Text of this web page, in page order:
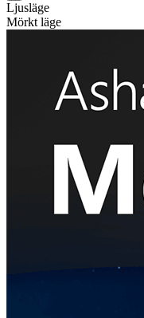
Ljusläge
Mörkt läge